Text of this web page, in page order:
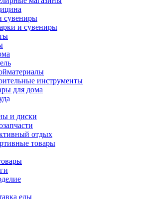
сувениры
и сувениры
инструменты
для дома
и диски
отдых
товары
еды